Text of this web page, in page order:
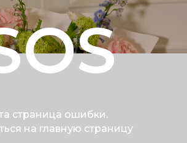
страница ошибки.
на главную страницу